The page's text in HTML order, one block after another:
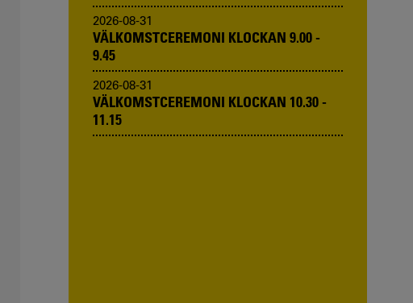
2026-08-31
VÄLKOMSTCEREMONI KLOCKAN 9.00 -
9.45
2026-08-31
VÄLKOMSTCEREMONI KLOCKAN 10.30 -
11.15